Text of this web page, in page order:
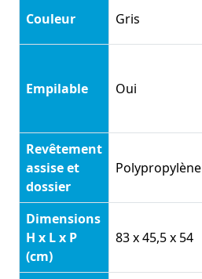
Couleur Gris
Empilable Oui
Revêtement
assise et
dossier
Polypropylène
Dimensions
H x L x P
(cm)
83 x 45,5 x 54